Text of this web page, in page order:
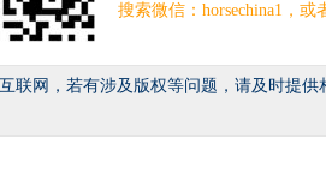
搜索微信：horsechina1，
联网，若有涉及版权等问题，请及时提